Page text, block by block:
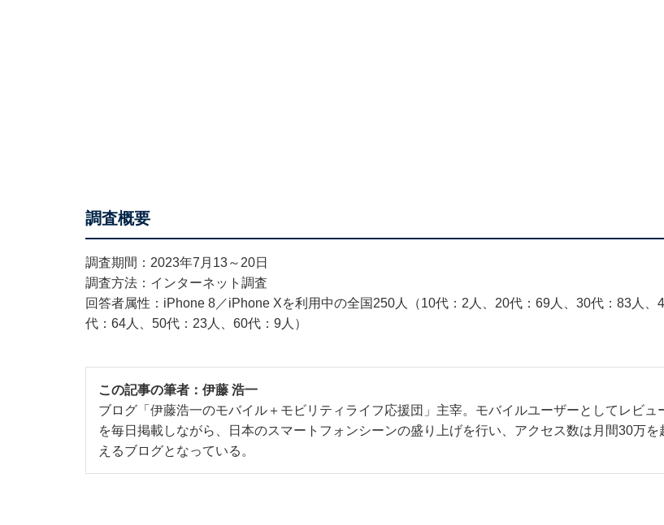
調査概要
調査期間：2023年7月13～20日
調査方法：インターネット調査
回答者属性：iPhone 8／iPhone Xを利用中の全国250人（10代：2人、20代：69人、30代：83人、
代：64人、50代：23人、60代：9人）
この記事の筆者： 伊藤 浩一
ブログ「伊藤浩一のモバイル＋モビリティライフ応援団」主宰。モバイルユーザーとしてレビュ
を毎日掲載しながら、日本のスマートフォンシーンの盛り上げを行い、アクセス数は月間30万を
えるブログとなっている。